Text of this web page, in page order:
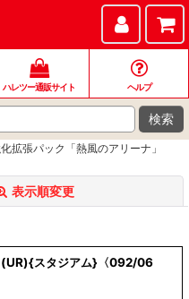
ハレツー通販サイト ヘルプ
検索
拡張パック「熱風のアリーナ」
表示順変更
(UR){スタジアム}〈092/06